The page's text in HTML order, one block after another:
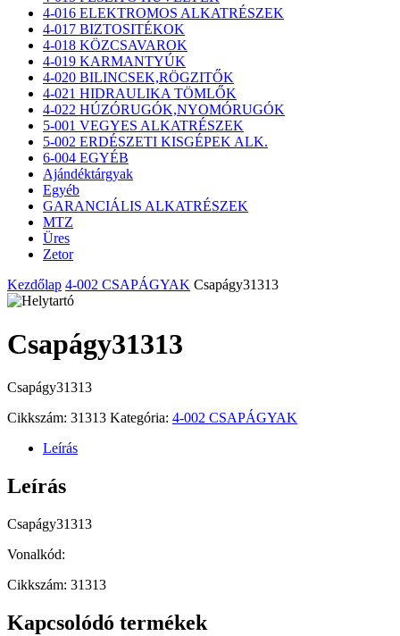
4-016 ELEKTROMOS ALKATRÉSZEK
4-017 BIZTOSITÉKOK
4-018 KÖZCSAVAROK
4-019 KARMANTYÚK
4-020 BILINCSEK,RÖGZITŐK
4-021 HIDRAULIKA TÖMLŐK
4-022 HÚZÓRUGÓK,NYOMÓRUGÓK
5-001 VEGYES ALKATRÉSZEK
5-002 ERDÉSZETI KISGÉPEK ALK.
6-004 EGYÉB
Ajándéktárgyak
Egyéb
GARANCIÁLIS ALKATRÉSZEK
MTZ
Üres
Zetor
Kezdőlap 4-002 CSAPÁGYAK Csapágy31313
Csapágy31313
Csapágy31313
Cikkszám: 31313 Kategória: 4-002 CSAPÁGYAK
Leírás
Leírás
Csapágy31313
Vonalkód:
Cikkszám: 31313
Kapcsolódó termékek